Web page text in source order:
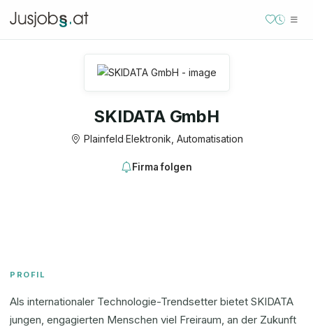
SKIDATA GmbH
Plainfeld·Elektronik, Automatisation
Firma folgen
PROFIL
Als internationaler Technologie-Trendsetter bietet SKIDATA
jungen, engagierten Menschen viel Freiraum, an der Zukunft